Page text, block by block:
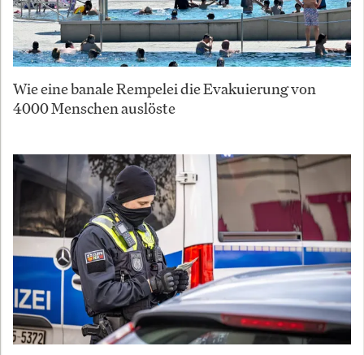
Wie eine banale Rempelei die Evakuierung von
4000 Menschen auslöste